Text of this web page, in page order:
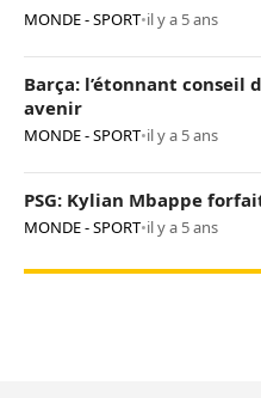
MONDE - SPORT•il y a 5 ans
Barça: l’étonnant conseil
avenir
MONDE - SPORT•il y a 5 ans
PSG: Kylian Mbappe
MONDE - SPORT•il y a 5 ans